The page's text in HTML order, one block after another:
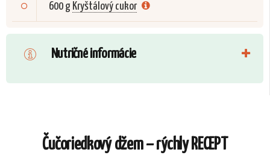
600 g Kryštálový cukor
Nutričné informácie
Čučoriedkový džem – rýchly RECEPT